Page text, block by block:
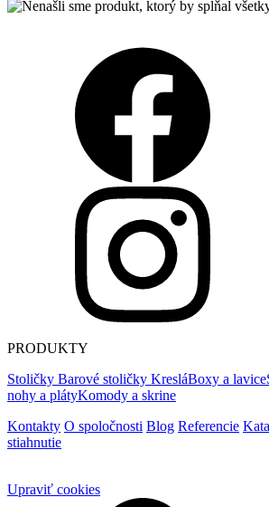
PRODUKTY
Stoličky Barové stoličky KresláBoxy a lavice
nohy a plátyKomody a skrine
Kontakty O spoločnosti Blog Referencie
stiahnutie
Upraviť cookies